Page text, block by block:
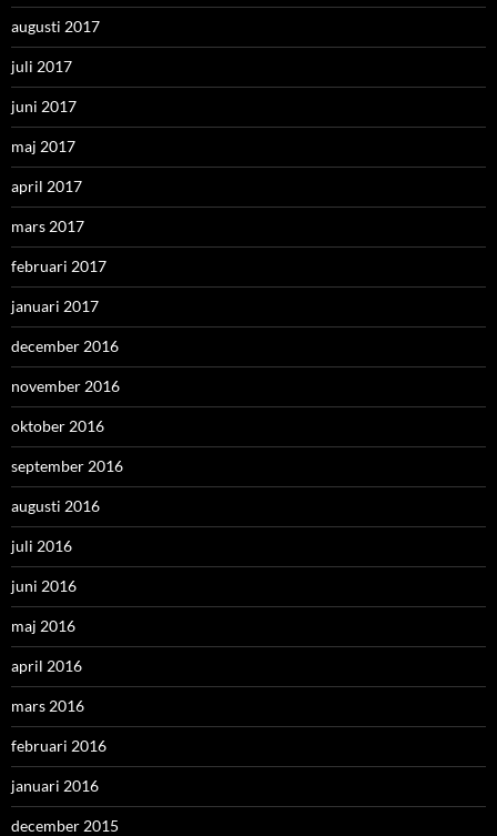
augusti 2017
juli 2017
juni 2017
maj 2017
april 2017
mars 2017
februari 2017
januari 2017
december 2016
november 2016
oktober 2016
september 2016
augusti 2016
juli 2016
juni 2016
maj 2016
april 2016
mars 2016
februari 2016
januari 2016
december 2015